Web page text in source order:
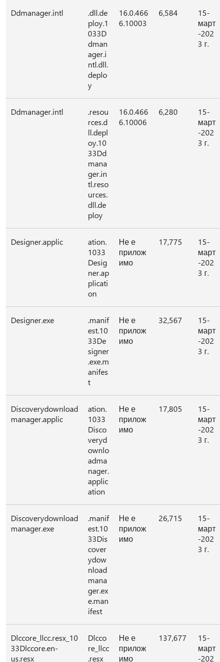
Ddmanager.intl
.dll.de
ploy.1
033D
dman
ager.i
ntl.dll.
deplo
y
16.0.466
6.10003
6,584
15-
март
-202
3 г.
Ddmanager.intl
.resou
rces.d
ll.depl
oy.10
33Dd
mana
ger.in
tl.reso
urces.
dll.de
ploy
16.0.466
6.10006
6,280
15-
март
-202
3 г.
Designer.applic
ation.
1033
Desig
ner.ap
plicati
on
Не е
прилож
имо
17,775
15-
март
-202
3 г.
Designer.exe
.manif
est.10
33De
signer
.exe.m
anifes
t
Не е
прилож
имо
32,567
15-
март
-202
3 г.
Discoverydownload
manager.applic
ation.
1033
Disco
veryd
ownlo
adma
nager.
applic
ation
Не е
прилож
имо
17,805
15-
март
-202
3 г.
Discoverydownload
manager.exe
.manif
est.10
33Dis
cover
ydow
nload
mana
ger.ex
e.man
ifest
Не е
прилож
имо
26,715
15-
март
-202
3 г.
Dlccore_llcc.resx_10
33Dlccore.en-
us.resx
Dlcco
re_llcc
.resx_
Не е
прилож
имо
137,677
15-
март
-202